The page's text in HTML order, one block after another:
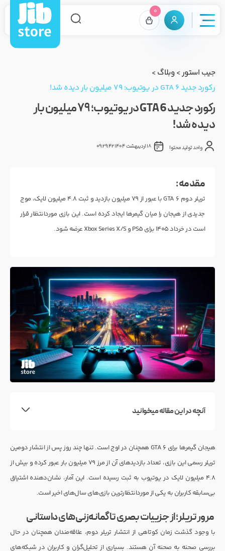
0
جیب استور>وبلاگ >
رکورد جدید GTA 6 در یوتیوب؛ ۷۹ میلیون بار دیده شد!
رکورد جدید GTA 6 در یوتیوب؛ ۷۹ میلیون بار
دیده شد!
واحد تولید محتوا 18 اردیبهشت 1404 09:29:42
مقدمه :
تریلر دوم GTA 6 با عبور از ۷۹ میلیون بازدید و ثبت ۴.۸ میلیون لایک، موج
جدیدی از هیجان را میان گیمرها ایجاد کرده است. این بازی موردانتظار قرار
است در خرداد ۱۴۰۵ برای PS5 و Xbox Series X/S عرضه شود.
آنچه در این مقاله میخوانید
هیجان گیمرها برای GTA 6 همچنان در اوج است. تنها چند روز پس از انتشار دومین
تریلر رسمی این بازی، تعداد بازدیدهای آن از مرز ۷۹ میلیون بار عبور کرده و بیش از
۴.۸ میلیون لایک در یوتیوب به ثبت رسیده است. این آمار، نشان‌دهنده اشتیاق
بی‌سابقه کاربران به یکی از موردانتظارترین بازی‌های سال‌های اخیر است.
مرور تریلر؛ از جزییات بصری تا گمانه‌زنی‌های داستانی
با وجود گذشت زمان کوتاهی از انتشار تریلر دوم، علاقه‌مندان همچنان در حال
بررسی صحنه به صحنه آن هستند. بسیاری از تحلیل‌گران و کاربران در شبکه‌های